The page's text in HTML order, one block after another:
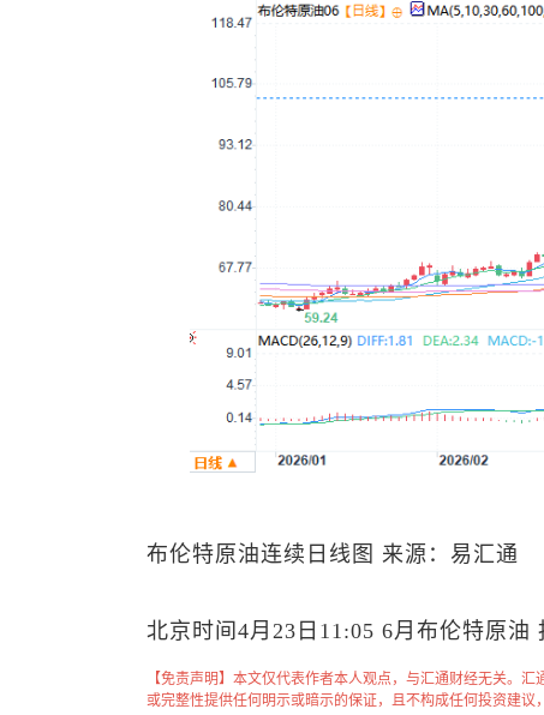
布伦特原油连续日线图 来源：易汇通
北京时间4月23日11:05 6月 布伦特原油
【免责声明】本文仅代表作者本人观点，与汇通财经无关。
或完整性提供任何明示或暗示的保证，且不构成任何投资建议